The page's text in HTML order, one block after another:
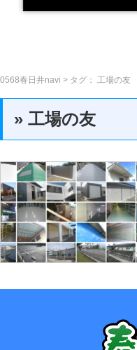
0568春日井navi > タグ： 工場の友
» 工場の友